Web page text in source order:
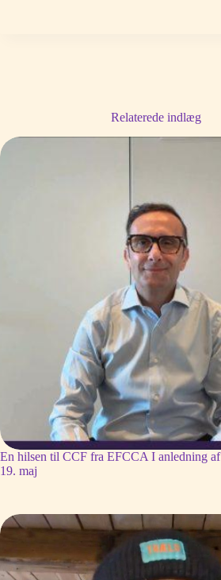
Relaterede indlæg
En hilsen til CCF fra EFCCA I anledning
19. maj